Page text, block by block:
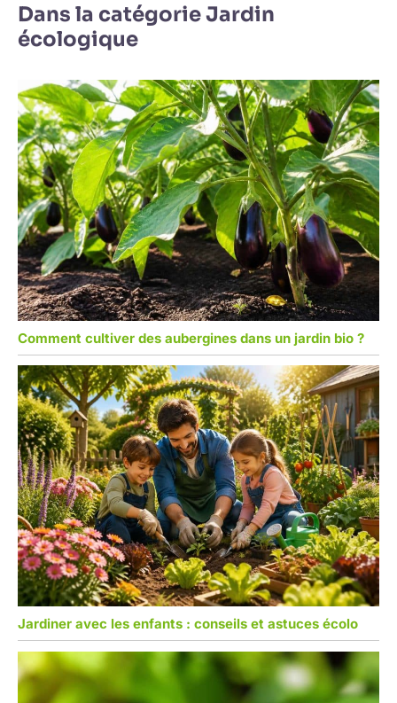
Dans la catégorie Jardin
écologique
Comment cultiver des aubergines dans un jardin bio ?
Jardiner avec les enfants : conseils et astuces écolo